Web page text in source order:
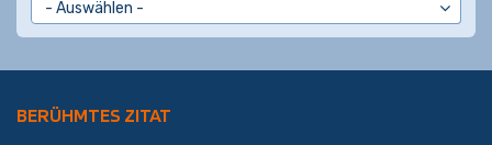
BERÜHMTES ZITAT